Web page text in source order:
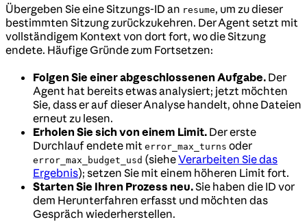
Übergeben Sie eine Sitzungs-ID an resume, um zu dieser
bestimmten Sitzung zurückzukehren. Der Agent setzt mit
vollständigem Kontext von dort fort, wo die Sitzung
endete. Häufige Gründe zum Fortsetzen:
Folgen Sie einer abgeschlossenen Aufgabe. Der
Agent hat bereits etwas analysiert; jetzt möchten
Sie, dass er auf dieser Analyse handelt, ohne Dateien
erneut zu lesen.
Erholen Sie sich von einem Limit. Der erste
Durchlauf endete mit error_max_turns oder
error_max_budget_usd (sieheVerarbeiten Sie das
Ergebnis); setzen Sie mit einem höheren Limit fort.
Starten Sie Ihren Prozess neu.Sie haben die ID vor
dem Herunterfahren erfasst und möchten das
Gespräch wiederherstellen.